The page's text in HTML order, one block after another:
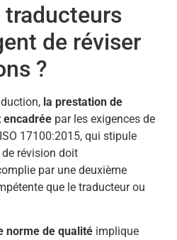
traducteurs
de réviser
?
la prestation de
encadrée par les exigences de
17100:2015, qui stipule
révision doit
par une deuxième
que le traducteur ou
norme de qualité implique